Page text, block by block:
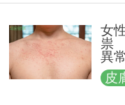
女
祟
異常
皮